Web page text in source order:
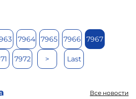
7964 7965 7966 7967
7972 > Last
Все новости